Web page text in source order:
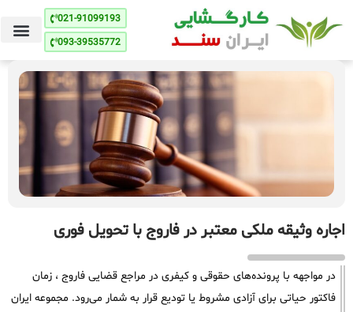
021-91099193
093-39535772
اجاره وثیقه ملکی معتبر در فاروج با تحویل فوری
در مواجهه با پرونده‌های حقوقی و کیفری در مراجع قضایی فاروج ، زمان
فاکتور حیاتی برای آزادی مشروط یا تودیع قرار به شمار می‌رود. مجموعه ایران